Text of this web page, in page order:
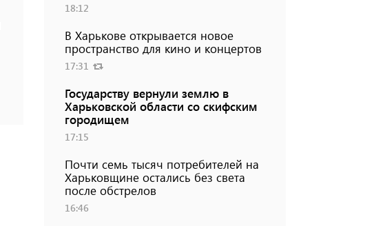
18:12
В Харькове открывается новое
пространство для кино и концертов
17:31
Государству вернули землю в
Харьковской области со скифским
городищем
17:15
Почти семь тысяч потребителей на
Харьковщине остались без света
после обстрелов
16:46